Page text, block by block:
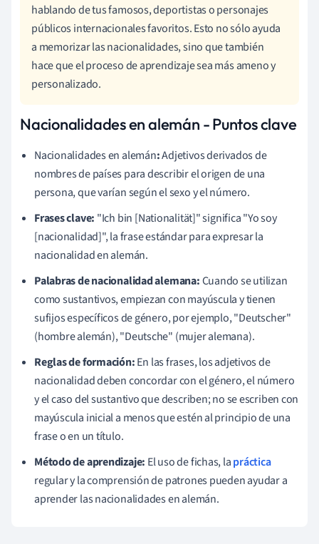
hablando de tus famosos, deportistas o personajes
públicos internacionales favoritos. Esto no sólo ayuda
a memorizar las nacionalidades, sino que también
hace que el proceso de aprendizaje sea más ameno y
personalizado.
Nacionalidades en alemán - Puntos clave
Nacionalidades en alemán:Adjetivos derivados de
nombres de países para describir el origen de una
persona, que varían según el sexo y el número.
Frases clave: "Ich bin [Nationalität]" significa "Yo soy
[nacionalidad]", la frase estándar para expresar la
nacionalidad en alemán.
Palabras de nacionalidad alemana:Cuando se utilizan
como sustantivos, empiezan con mayúscula y tienen
sufijos específicos de género, por ejemplo, "Deutscher"
(hombre alemán), "Deutsche" (mujer alemana).
Reglas de formación:En las frases, los adjetivos de
nacionalidad deben concordar con el género, el número
y el caso del sustantivo que describen; no se escriben con
mayúscula inicial a menos que estén al principio de una
frase o en un título.
Método de aprendizaje: El uso de fichas, lapráctica
regular y la comprensión de patrones pueden ayudar a
aprender las nacionalidades en alemán.